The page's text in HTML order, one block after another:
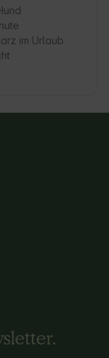
im Urlaub